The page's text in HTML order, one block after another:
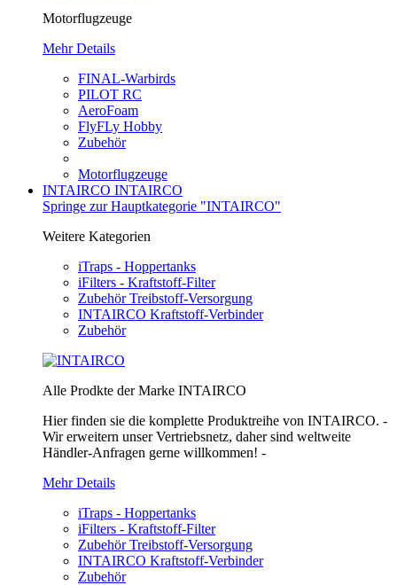
Motorflugzeuge
Mehr Details
FINAL-Warbirds
PILOT RC
AeroFoam
FlyFLy Hobby
Zubehör
Motorflugzeuge
INTAIRCO INTAIRCO
Springe zur Hauptkategorie "INTAIRCO"
Weitere Kategorien
iTraps - Hoppertanks
iFilters - Kraftstoff-Filter
Zubehör Treibstoff-Versorgung
INTAIRCO Kraftstoff-Verbinder
Zubehör
Alle Prodkte der Marke INTAIRCO
Hier finden sie die komplette Produktreihe von INTAIRCO. -
Wir erweitern unser Vertriebsnetz, daher sind weltweite
Händler-Anfragen gerne willkommen! -
Mehr Details
iTraps - Hoppertanks
iFilters - Kraftstoff-Filter
Zubehör Treibstoff-Versorgung
INTAIRCO Kraftstoff-Verbinder
Zubehör